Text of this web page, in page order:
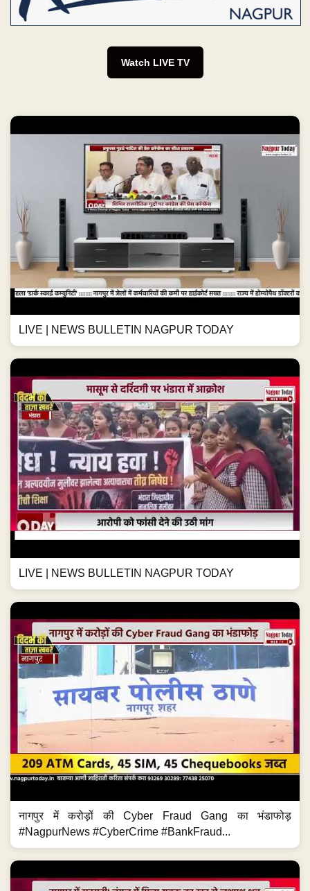
Watch LIVE TV
LIVE | NEWS BULLETIN NAGPUR TODAY
LIVE | NEWS BULLETIN NAGPUR TODAY
नागपुर में करोड़ों की Cyber Fraud Gang का भंडाफोड़
#NagpurNews #CyberCrime #BankFraud...